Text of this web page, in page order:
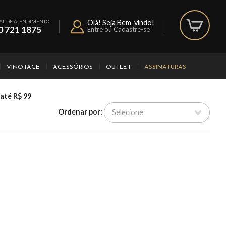
DE ATENDIMENTO
721 1875
Olá! Seja Bem-vindo!
Entre ou Cadastre-se
VINOTAGE ACESSÓRIOS OUTLET ASSINATURAS
R$ 99
Ordenar por: